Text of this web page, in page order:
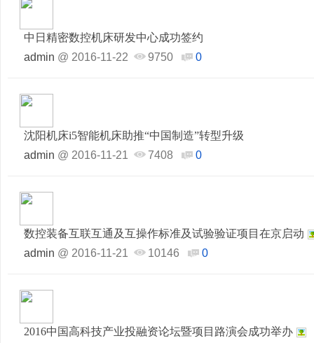
中日精密数控机床研发中心成功签约
admin @ 2016-11-22 9750 0
沈阳机床i5智能机床助推“中国制造”转型升级
admin @ 2016-11-21 7408 0
数控装备互联互通及互操作标准及试验验证项目在京启动
admin @ 2016-11-21 10146 0
2016中国高科技产业投融资论坛暨项目路演会成功举办